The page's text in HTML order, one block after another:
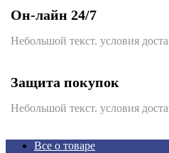
Он-лайн 24/7
Небольшой текст. условия
Защита покупок
Небольшой текст. условия
Все о товаре